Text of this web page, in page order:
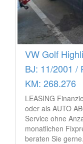
VW Golf
BJ: 11/2001 /
KM: 268.276
LEASING
oder als AUTO
Service ohne
monatlichen
beraten Sie